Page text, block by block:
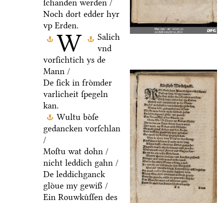
W
ſchanden werden /
Noch dort edder hyr
vp Erden.
Salich
vnd
vorſichtich ys de
Mann /
De ſick in froͤmder
varlicheit ſpegeln
kan.
Wultu boͤſe
gedancken vorſchlan
/
Moſtu wat dohn /
nicht leddich gahn /
De leddichganck
gloͤue my gewiß /
Ein Rouwkuͤſſen des